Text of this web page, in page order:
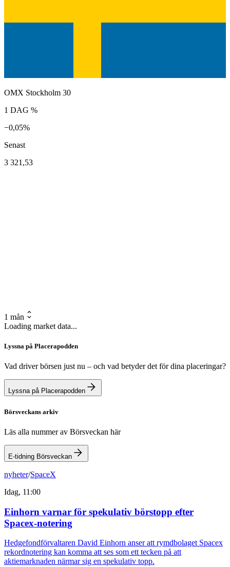
OMX Stockholm 30
1 DAG %
−0,05%
Senast
3 321,53
1 mån
Loading market data...
Lyssna på Placerapodden
Vad driver börsen just nu – och vad betyder det för dina placeringar?
Lyssna på Placerapodden
Börsveckans arkiv
Läs alla nummer av Börsveckan här
E-tidning Börsveckan
nyheter/SpaceX
Idag, 11:00
Einhorn varnar för spekulativ börstopp efter
Spacex-notering
Hedgefondförvaltaren David Einhorn anser att rymdbolaget Spacex
rekordnotering kan komma att ses som ett tecken på att
aktiemarknaden närmar sig en spekulativ topp.